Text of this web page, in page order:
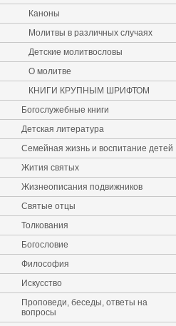
Каноны
Молитвы в различных случаях
Детские молитвословы
О молитве
КНИГИ КРУПНЫМ ШРИФТОМ
Богослужебные книги
Детская литература
Семейная жизнь и воспитание детей
Жития святых
Жизнеописания подвижников
Святые отцы
Толкования
Богословие
Философия
Искусство
Проповеди, беседы, ответы на
вопросы